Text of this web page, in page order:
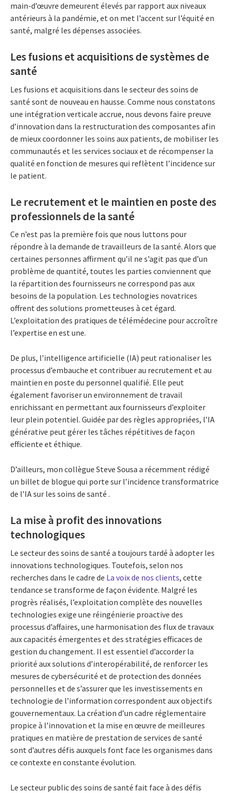
main-d’œuvre demeurent élevés par rapport aux niveaux
antérieurs à la pandémie, et on met l’accent sur l’équité en
santé, malgré les dépenses associées.
Les fusions et acquisitions de systèmes de
santé
Les fusions et acquisitions dans le secteur des soins de
santé sont de nouveau en hausse. Comme nous constatons
une intégration verticale accrue, nous devons faire preuve
d’innovation dans la restructuration des composantes afin
de mieux coordonner les soins aux patients, de mobiliser les
communautés et les services sociaux et de récompenser la
qualité en fonction de mesures qui reflètent l’incidence sur
le patient.
Le recrutement et le maintien en poste des
professionnels de la santé
Ce n’est pas la première fois que nous luttons pour
répondre à la demande de travailleurs de la santé. Alors que
certaines personnes affirment qu’il ne s’agit pas que d’un
problème de quantité, toutes les parties conviennent que
la répartition des fournisseurs ne correspond pas aux
besoins de la population. Les technologies novatrices
offrent des solutions prometteuses à cet égard.
L’exploitation des pratiques de télémédecine pour accroître
l’expertise en est une.
De plus, l’intelligence artificielle (IA) peut rationaliser les
processus d’embauche et contribuer au recrutement et au
maintien en poste du personnel qualifié. Elle peut
également favoriser un environnement de travail
enrichissant en permettant aux fournisseurs d’exploiter
leur plein potentiel. Guidée par des règles appropriées, l’IA
générative peut gérer les tâches répétitives de façon
efficiente et éthique.
D’ailleurs, mon collègue Steve Sousa a récemment rédigé
un billet de blogue qui porte sur l’incidence transformatrice
de l’IA sur les soins de santé .
La mise à profit des innovations
technologiques
Le secteur des soins de santé a toujours tardé à adopter les
innovations technologiques. Toutefois, selon nos
recherches dans le cadre de La voix de nos clients, cette
tendance se transforme de façon évidente. Malgré les
progrès réalisés, l’exploitation complète des nouvelles
technologies exige une réingénierie proactive des
processus d’affaires, une harmonisation des flux de travaux
aux capacités émergentes et des stratégies efficaces de
gestion du changement. Il est essentiel d’accorder la
priorité aux solutions d’interopérabilité, de renforcer les
mesures de cybersécurité et de protection des données
personnelles et de s’assurer que les investissements en
technologie de l’information correspondent aux objectifs
gouvernementaux. La création d’un cadre réglementaire
propice à l’innovation et la mise en œuvre de meilleures
pratiques en matière de prestation de services de santé
sont d’autres défis auxquels font face les organismes dans
ce contexte en constante évolution.
Le secteur public des soins de santé fait face à des défis